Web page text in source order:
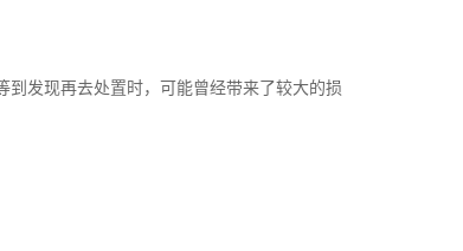
发现再去处置时，可能曾经带来了较大的损